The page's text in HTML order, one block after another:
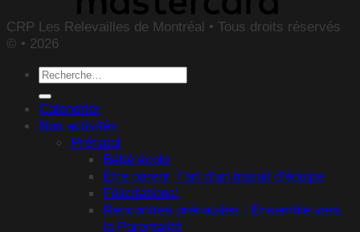
CRP Les Relevailles de Montréal • Tous droits réservés
© • 2026
Recherche
pour :
Calendrier
Nos activités
Prénatal
Bébé écolo
Être parent, l’art d’un travail d’équipe
Félicitations!
Rencontres prénatales : Ensemble vers
la Parentalité